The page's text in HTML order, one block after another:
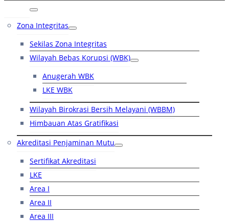
Zona Integritas
Sekilas Zona Integritas
Wilayah Bebas Korupsi (WBK)
Anugerah WBK
LKE WBK
Wilayah Birokrasi Bersih Melayani (WBBM)
Himbauan Atas Gratifikasi
Akreditasi Penjaminan Mutu
Sertifikat Akreditasi
LKE
Area I
Area II
Area III